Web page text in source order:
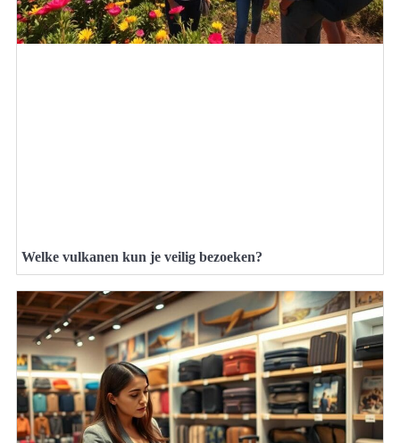
Welke vulkanen kun je veilig bezoeken?